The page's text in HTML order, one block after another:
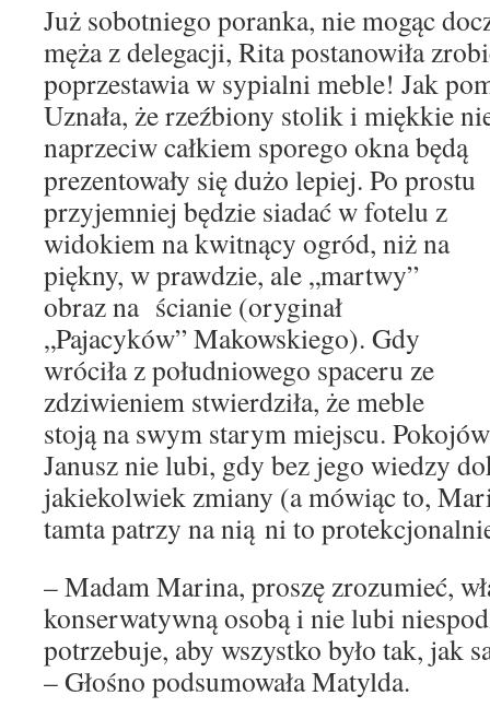
Już sobotniego poranka, nie mogąc
męża z delegacji, Rita postanowiła
poprzestawia w sypialni meble! Jak
Uznała, że rzeźbiony stolik i miękkie
naprzeciw całkiem sporego okna będą
prezentowały się dużo lepiej. Po prostu
przyjemniej będzie siadać w fotelu z
widokiem na kwitnący ogród, niż na
piękny, w prawdzie, ale „martwy”
obraz na ścianie (oryginał
„Pajacyków” Makowskiego). Gdy
wróciła z południowego spaceru ze
zdziwieniem stwierdziła, że meble
stoją na swym starym miejscu.
Janusz nie lubi, gdy bez jego wiedzy
jakiekolwiek zmiany (a mówiąc to,
tamta patrzy na nią ni to
– Madam Marina, proszę zrozumieć,
konserwatywną osobą i nie lubi
potrzebuje, aby wszystko było tak, jak
– Głośno podsumowała Matylda.